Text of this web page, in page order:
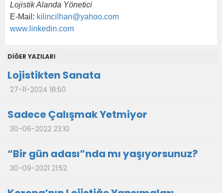
Lojistik Alanda Yönetici
E-Mail: kilincilhan@yahoo.com
www.linkedin.com
DİĞER YAZILARI
Lojistikten Sanata
27-11-2024 18:50
Sadece Çalışmak Yetmiyor
30-06-2022 23:10
“Bir gün adası”nda mı yaşıyorsunuz?
30-09-2021 21:52